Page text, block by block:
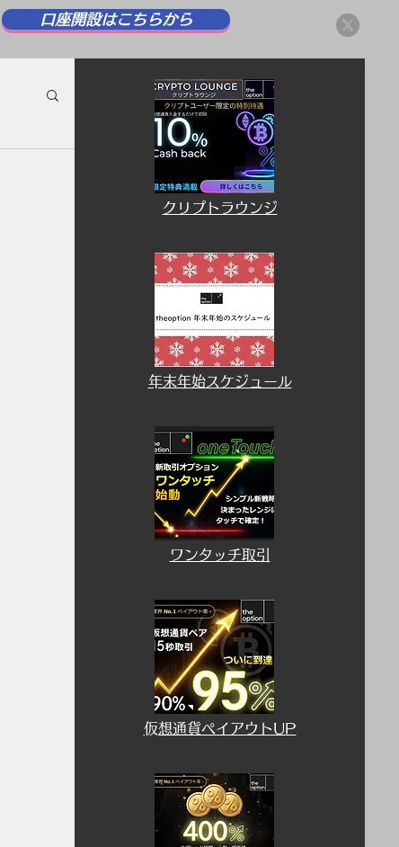
口座開設はこちらから
​クリプトラウンジ
​年末年始スケジュール
​ワンタッチ取引
​仮想通貨ペイアウトUP